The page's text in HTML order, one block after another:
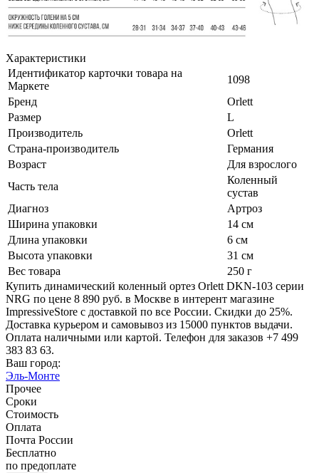
Характеристики
Идентификатор карточки товара на
Маркете
1098
Бренд
Orlett
Размер
L
Производитель
Orlett
Страна-производитель
Германия
Возраст
Для взрослого
Часть тела
Коленный
сустав
Диагноз
Артроз
Ширина упаковки
14 см
Длина упаковки
6 см
Высота упаковки
31 см
Вес товара
250 г
Купить динамический коленный ортез Orlett DKN-103 серии
NRG по цене 8 890 руб. в Москве в интерент магазине
ImpressiveStore с доставкой по все России. Скидки до 25%.
Доставка курьером и самовывоз из 15000 пунктов выдачи.
Оплата наличными или картой. Телефон для заказов +7 499
383 83 63.
Ваш город:
Эль-Монте
Прочее
Сроки
Стоимость
Оплата
Почта России
Бесплатно
по предоплате